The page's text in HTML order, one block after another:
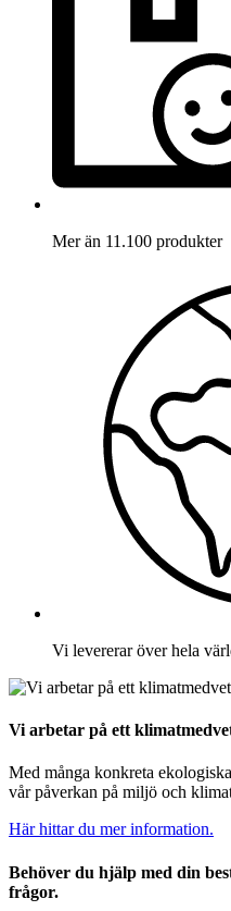
Mer än 11.100 produkter
Vi levererar över hela
Vi arbetar på ett
Med många konkreta
vår påverkan på miljö och
Här hittar du mer information.
Behöver du hjälp med din
frågor.